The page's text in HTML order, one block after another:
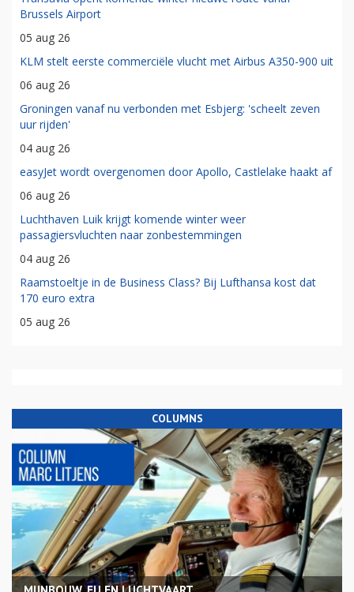
Brussels Airport
05 aug 26
KLM stelt eerste commerciële vlucht met Airbus A350-900 uit
06 aug 26
Groningen vanaf nu verbonden met Esbjerg: 'scheelt zeven
uur rijden'
04 aug 26
easyJet wordt overgenomen door Apollo, Castlelake haakt af
06 aug 26
Luchthaven Luik krijgt komende winter weer
passagiersvluchten naar zonbestemmingen
04 aug 26
Raamstoeltje in de Business Class? Bij Lufthansa kost dat
170 euro extra
05 aug 26
COLUMNS